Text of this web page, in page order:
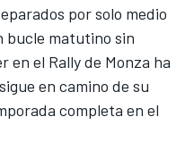
por solo medio
bucle matutino sin
en el Rally de Monza ha
en camino de su
completa en el